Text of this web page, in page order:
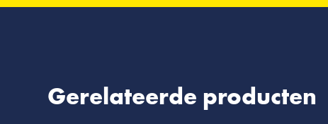
Gerelateerde producten